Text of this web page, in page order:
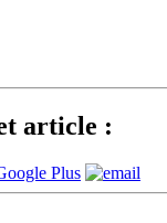
article :